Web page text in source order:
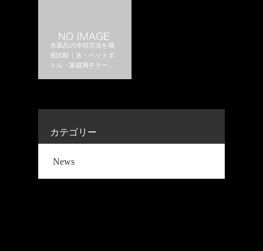
水風呂の冷却方法を徹
底比較｜氷・ペットボ
トル・家庭用チラーは
カテゴリー
News